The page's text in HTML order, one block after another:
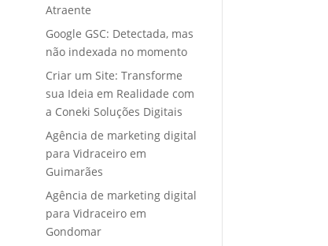
Atraente
Google GSC: Detectada, mas
não indexada no momento
Criar um Site: Transforme
sua Ideia em Realidade com
a Coneki Soluções Digitais
Agência de marketing digital
para Vidraceiro em
Guimarães
Agência de marketing digital
para Vidraceiro em
Gondomar